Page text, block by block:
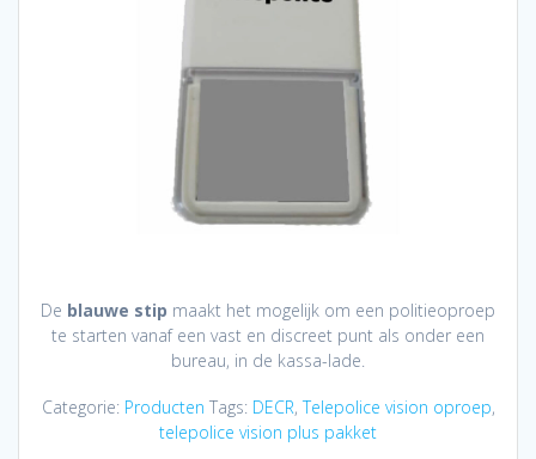
De blauwe stip maakt het mogelijk om een politieoproep
te starten vanaf een vast en discreet punt als onder een
bureau, in de kassa-lade.
Categorie: Producten Tags: DECR,Telepolice vision oproep,
telepolice vision plus pakket